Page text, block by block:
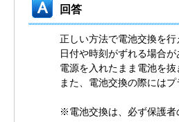
回答
正しい方法で電池交換を行
日付や時刻がずれる場合
電源を入れたまま電池を
また、電池交換の際には
※電池交換は、必ず保護者